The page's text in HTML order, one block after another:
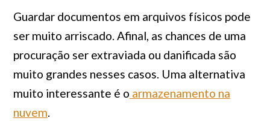
Guardar documentos em arquivos físicos pode
ser muito arriscado. Afinal, as chances de uma
procuração ser extraviada ou danificada são
muito grandes nesses casos. Uma alternativa
muito interessante é o armazenamento na
nuvem.